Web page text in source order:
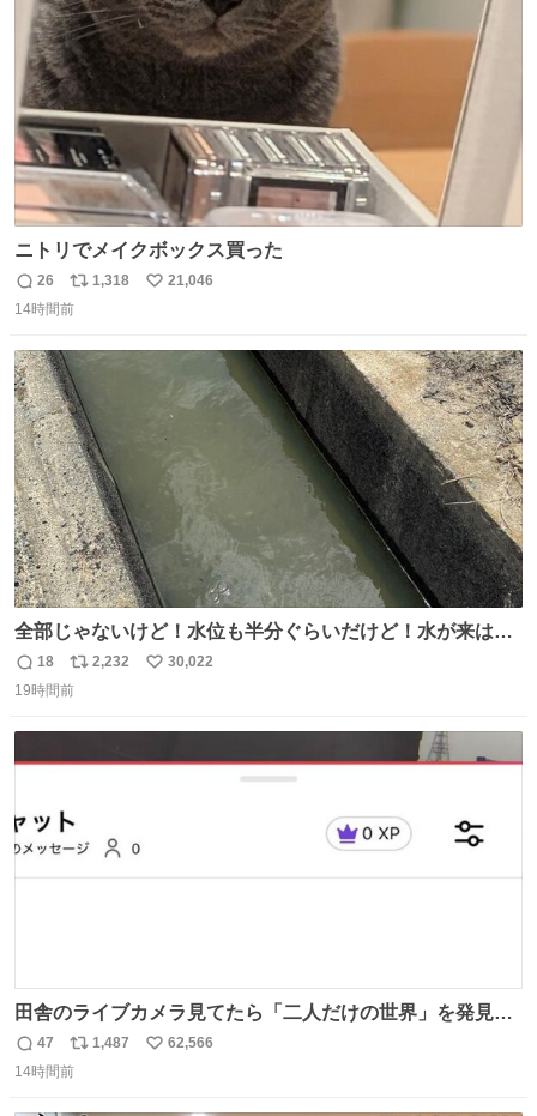
過去例↓
数
ニトリでメイクボックス買った
返
信
26
リ
ポ
ト
数
1,318
い
21,046
14時間前
全部じゃないけど！水位も半分ぐらいだけど！水が来はじ
めたよ！！！ 作業してくれた方々ありがとーーー
ー！！！！！！！！！！！！！！！！！！！！！！！！！
返
信
18
リ
ポ
2,232
い
30,022
19時間前
田舎のライブカメラ見てたら「二人だけの世界」を発見し
た
返
信
47
リ
ポ
1,487
い
62,566
14時間前